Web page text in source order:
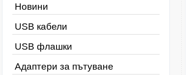
Новини
USB кабели
USB флашки
Адаптери за пътуване